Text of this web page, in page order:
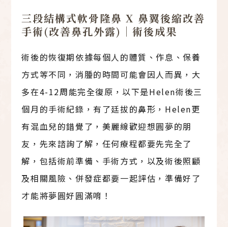
三段結構式軟骨隆鼻 X 鼻翼後縮改善
手術(改善鼻孔外露)｜術後成果
術後的恢復期依據每個人的體質、作息、保養
方式等不同，消腫的時間可能會因人而異，大
多在4-12周能完全復原，以下是Helen術後三
個月的手術紀錄，有了廷拔的鼻形，Helen更
有混血兒的錯覺了，美麗線歡迎想圓夢的朋
友，先來諮詢了解，任何療程都要先完全了
解，包括術前準備、手術方式，以及術後照顧
及相關風險、併發症都要一起評估，準備好了
才能將夢圓好圓滿唷！